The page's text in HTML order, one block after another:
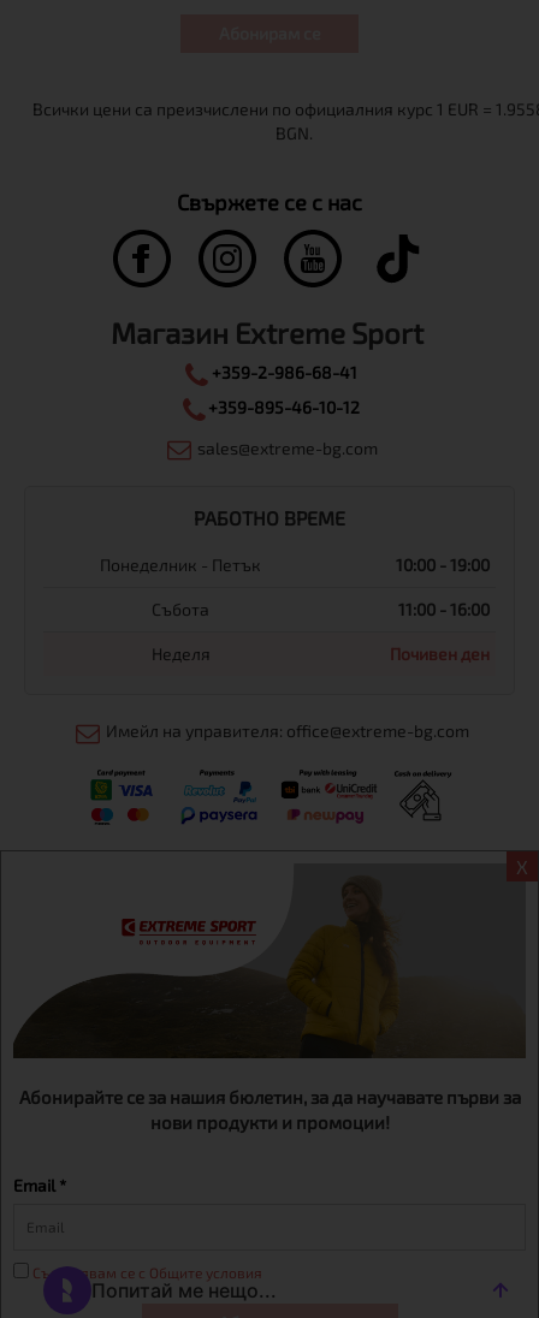
X
Абонирайте се за нашия бюлетин, за да научавате първи за
нови продукти и промоции!
Email *
Съгласявам се с Общите условия
Свържете се с нас
Магазин Extreme Sport
+359-2-986-68-41
+359-895-46-10-12
sales@extreme-bg.com
РАБОТНО ВРЕМЕ
Понеделник - Петък 10:00 - 19:00
Събота 11:00 - 16:00
Неделя Почивен ден
Имейл на управителя: office@extreme-bg.com
Информация
Екстрем спорт ЕООД, BG131452613, административен адрес